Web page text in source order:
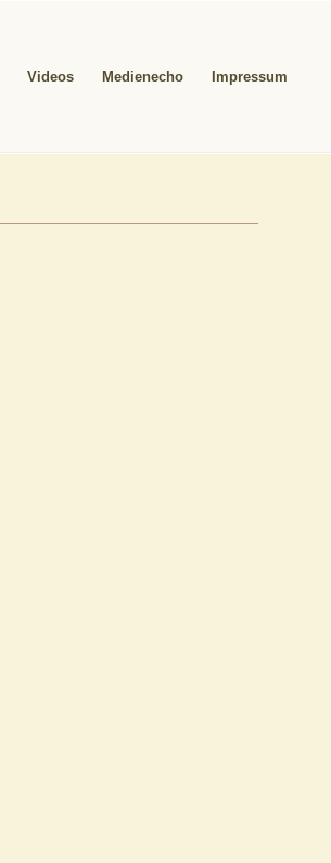
Videos Medienecho Impressum